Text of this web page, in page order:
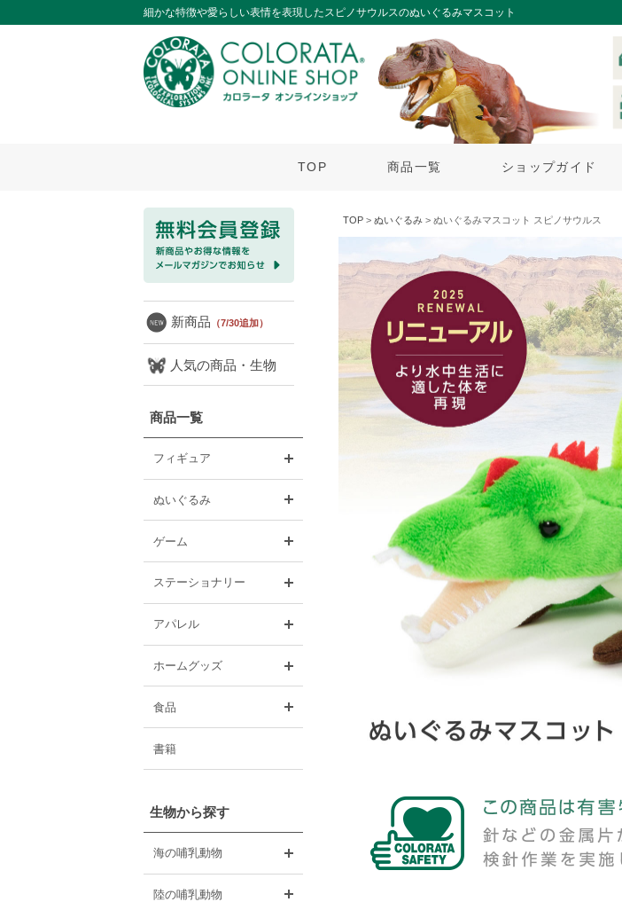
細かな特徴や愛らしい表情を表現したスピノサウルスのぬいぐるみマスコット
TOP 商品一覧 ショップガイド
新商品 （7/30追加）
人気の商品・生物
商品一覧
フィギュア
ぬいぐるみ
ゲーム
ステーショナリー
アパレル
ホームグッズ
食品
書籍
生物から探す
海の哺乳動物
陸の哺乳動物
TOP > ぬいぐるみ > ぬいぐるみマスコット スピノサウルス